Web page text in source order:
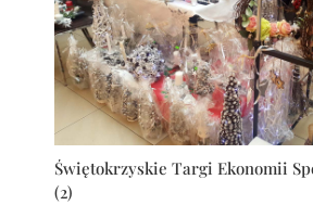
Świętokrzyskie Targi Ekonomii
(2)